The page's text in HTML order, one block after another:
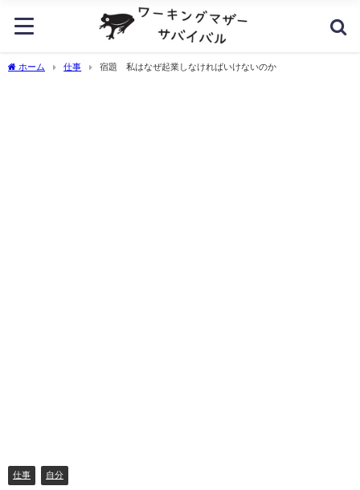
ホーム 仕事 宿題 私はなぜ起業しなければいけないのか
仕事 自分